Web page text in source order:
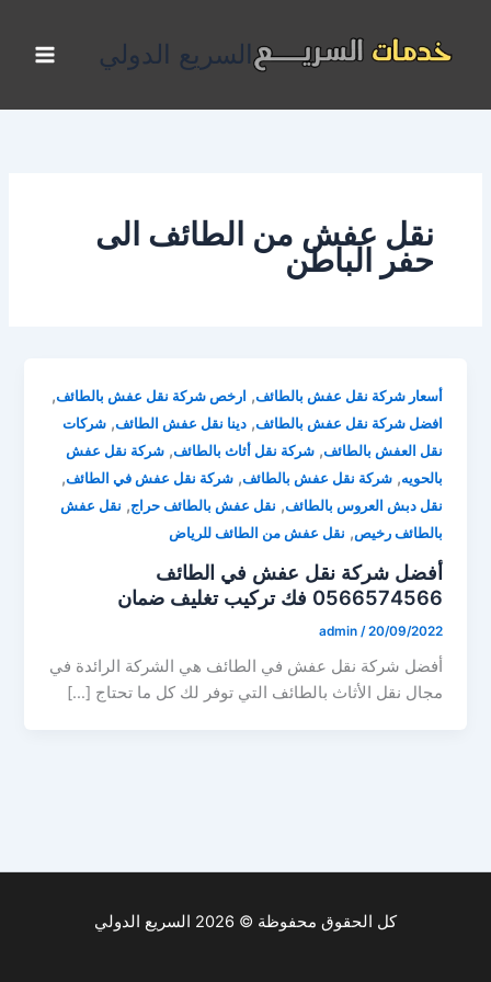
المحتوى
السريع الدولي
نقل عفش من الطائف الى
حفر الباطن
أسعار شركة نقل عفش بالطائف, ارخص شركة نقل عفش بالطائف,
افضل شركة نقل عفش بالطائف,دينا نقل عفش الطائف,شركات
نقل العفش بالطائف,شركة نقل أثاث بالطائف,شركة نقل عفش
بالحويه,شركة نقل عفش بالطائف,شركة نقل عفش في الطائف,
نقل دبش العروس بالطائف, نقل عفش بالطائف حراج, نقل عفش
بالطائف رخيص, نقل عفش من الطائف للرياض
أفضل شركة نقل عفش في الطائف
0566574566 فك تركيب تغليف ضمان
admin /20/09/2022
أفضل شركة نقل عفش في الطائف هي الشركة الرائدة في
مجال نقل الأثاث بالطائف التي توفر لك كل ما تحتاج […]
كل الحقوق محفوظة © 2026 السريع الدولي